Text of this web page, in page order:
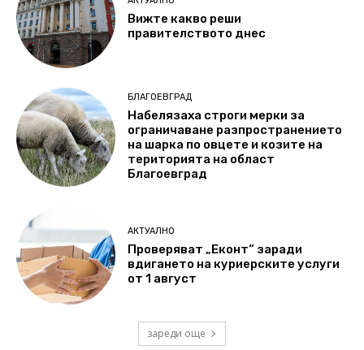
Вижте какво реши
правителството днес
БЛАГОЕВГРАД
Набелязаха строги мерки за
ограничаване разпространението
на шарка по овцете и козите на
територията на област
Благоевград
АКТУАЛНО
Проверяват „Еконт“ заради
вдигането на куриерските услуги
от 1 август
зареди още